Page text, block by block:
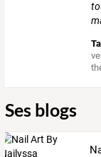
Ses blogs